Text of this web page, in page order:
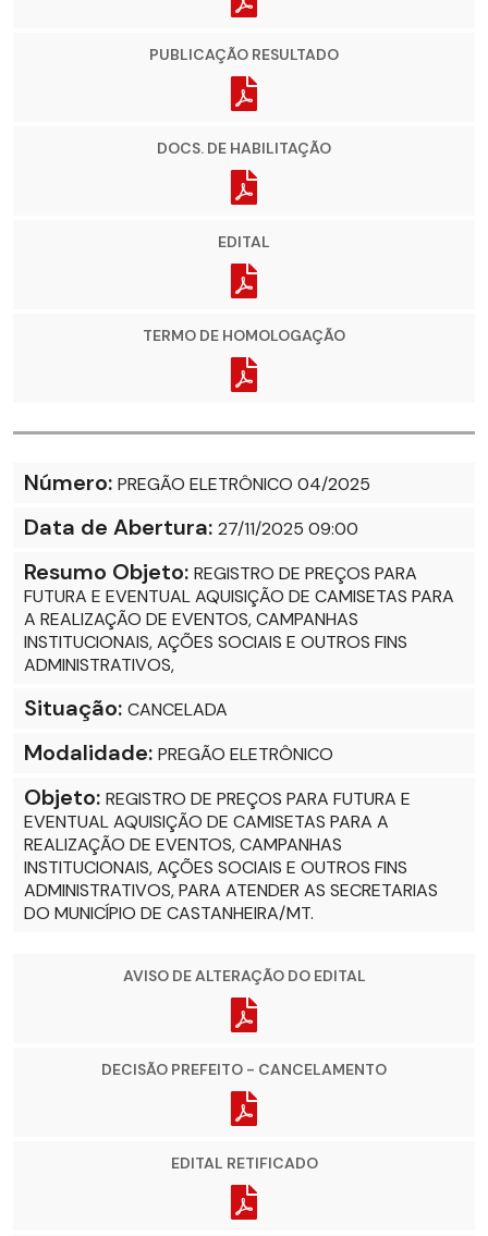
PUBLICAÇÃO RESULTADO
DOCS. DE HABILITAÇÃO
EDITAL
TERMO DE HOMOLOGAÇÃO
Número: PREGÃO ELETRÔNICO 04/2025
Data de Abertura: 27/11/2025 09:00
Resumo Objeto: REGISTRO DE PREÇOS PARA
FUTURA E EVENTUAL AQUISIÇÃO DE CAMISETAS PARA
A REALIZAÇÃO DE EVENTOS, CAMPANHAS
INSTITUCIONAIS, AÇÕES SOCIAIS E OUTROS FINS
ADMINISTRATIVOS,
Situação: CANCELADA
Modalidade: PREGÃO ELETRÔNICO
Objeto: REGISTRO DE PREÇOS PARA FUTURA E
EVENTUAL AQUISIÇÃO DE CAMISETAS PARA A
REALIZAÇÃO DE EVENTOS, CAMPANHAS
INSTITUCIONAIS, AÇÕES SOCIAIS E OUTROS FINS
ADMINISTRATIVOS, PARA ATENDER AS SECRETARIAS
DO MUNICÍPIO DE CASTANHEIRA/MT.
AVISO DE ALTERAÇÃO DO EDITAL
DECISÃO PREFEITO - CANCELAMENTO
EDITAL RETIFICADO